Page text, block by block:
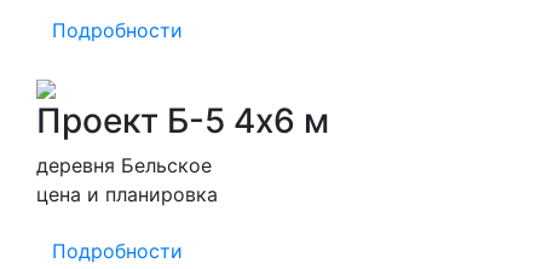
Подробности
Проект Б-5 4х6 м
деревня Бельское
цена и планировка
Подробности